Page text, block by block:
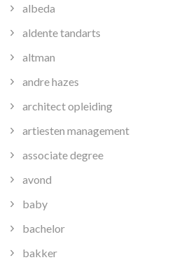
albeda
aldente tandarts
altman
andre hazes
architect opleiding
artiesten management
associate degree
avond
baby
bachelor
bakker